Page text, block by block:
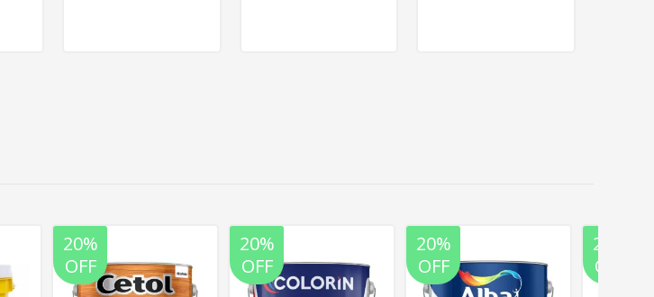
20%
OFF
20%
OFF
20%
OFF
20%
OFF